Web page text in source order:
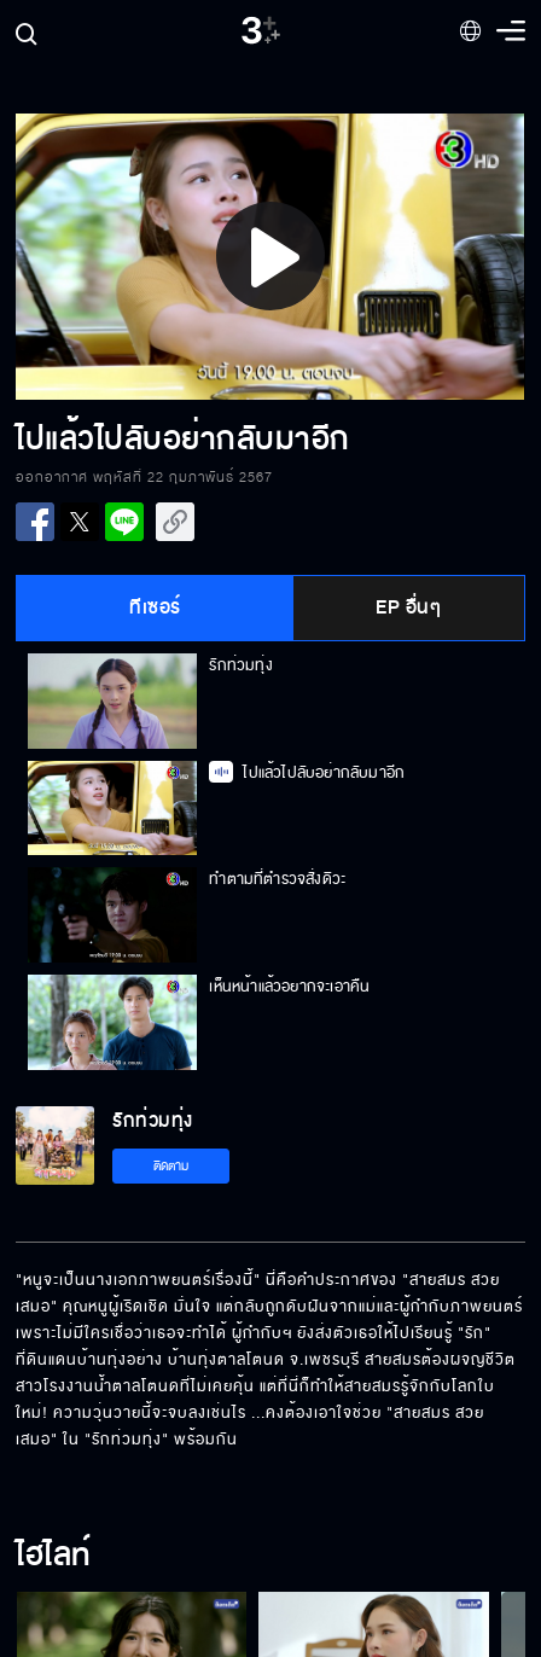
Play
Video
ไปแล้วไปลับอย่ากลับมาอีก
ออกอากาศ พฤหัสที่ 22 กุมภาพันธ์ 2567
ทีเซอร์ EP อื่นๆ
รักท่วมทุ่ง
ไปแล้วไปลับอย่ากลับมาอีก
ทำตามที่ตำรวจสั่งดิวะ
เห็นหน้าแล้วอยากจะเอาคืน
ลูกฉันฉันเลี้ยงเองได้
ออกไปจากชีวิตมานะซะ ไม่งั้นมึงตาย
เธอเอาชนะใจแม่ฉันได้แน่นอน
รักท่วมทุ่ง
ติดตาม
"หนูจะเป็นนางเอกภาพยนตร์เรื่องนี้" นี่คือคำประกาศของ "สายสมร สวย
เสมอ" คุณหนูผู้เริดเชิด มั่นใจ แต่กลับถูกดับฝันจากแม่และผู้กำกับภาพยนตร์
เพราะไม่มีใครเชื่อว่าเธอจะทำได้ ผู้กำกับฯ ยังส่งตัวเธอให้ไปเรียนรู้ "รัก"
ที่ดินแดนบ้านทุ่งอย่าง บ้านทุ่งตาลโตนด จ.เพชรบุรี สายสมรต้องผจญชีวิต
สาวโรงงานน้ำตาลโตนดที่ไม่เคยคุ้น แต่ที่นี่ก็ทำให้สายสมรรู้จักกับโลกใบ
ใหม่! ความวุ่นวายนี้จะจบลงเช่นไร ...คงต้องเอาใจช่วย "สายสมร สวย
เสมอ" ใน "รักท่วมทุ่ง" พร้อมกัน
ไฮไลท์